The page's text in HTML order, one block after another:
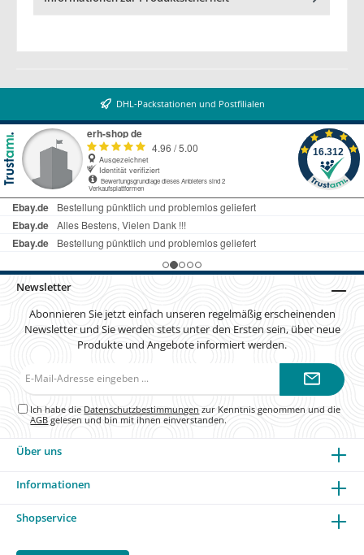
DHL-Packstationen und Postfilialen
Newsletter
Abonnieren Sie jetzt einfach unseren regelmäßig erscheinenden
Newsletter und Sie werden stets unter den Ersten sein, über neue
Produkte und Angebote informiert werden.
Ich habe die Datenschutzbestimmungen zur Kenntnis genommen und die
AGB gelesen und bin mit ihnen einverstanden.
Über uns
Informationen
Shopservice